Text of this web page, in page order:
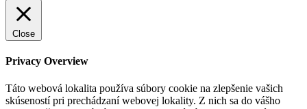
Close
Privacy Overview
Táto webová lokalita používa súbory cookie na zlepšenie vašich
skúseností pri prechádzaní webovej lokality. Z nich sa do vášho